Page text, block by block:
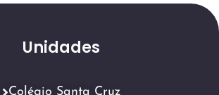
Unidades
Colégio Santa Cruz